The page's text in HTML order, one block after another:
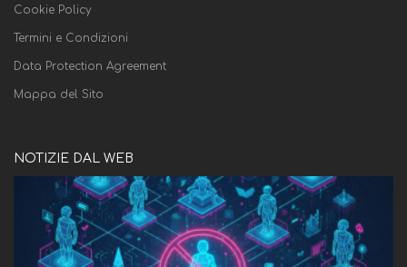
Cookie Policy
Termini e Condizioni
Data Protection Agreement
Mappa del Sito
NOTIZIE DAL WEB